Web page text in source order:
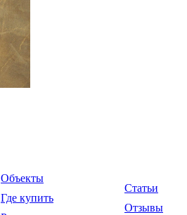
Объекты
Где купить
Статьи
Отзывы